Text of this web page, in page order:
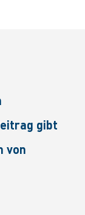
gibt
von